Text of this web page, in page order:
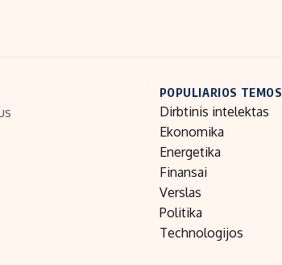
POPULIARIOS TEMOS
Dirbtinis intelektas
Ekonomika
Energetika
Finansai
Verslas
Politika
Technologijos